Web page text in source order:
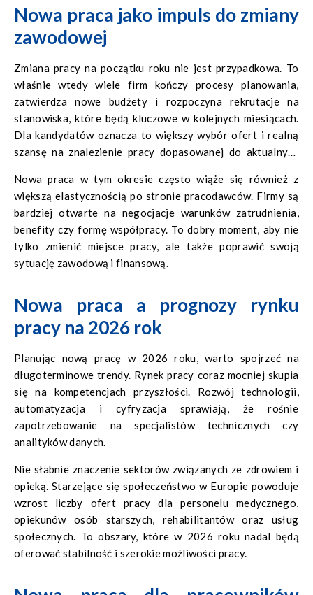
Nowa praca jako impuls do zmiany
zawodowej
Zmiana pracy na początku roku nie jest przypadkowa. To
właśnie wtedy wiele firm kończy procesy planowania,
zatwierdza nowe budżety i rozpoczyna rekrutacje na
stanowiska, które będą kluczowe w kolejnych miesiącach.
Dla kandydatów oznacza to większy wybór ofert i realną
szansę na znalezienie pracy dopasowanej do aktualnych
Nowa praca w tym okresie często wiąże się również z
większą elastycznością po stronie pracodawców. Firmy są
bardziej otwarte na negocjacje warunków zatrudnienia,
benefity czy formę współpracy. To dobry moment, aby nie
tylko zmienić miejsce pracy, ale także poprawić swoją
sytuację zawodową i finansową.
Nowa praca a prognozy rynku
pracy na 2026 rok
Planując nową pracę w 2026 roku, warto spojrzeć na
długoterminowe trendy. Rynek pracy coraz mocniej skupia
się na kompetencjach przyszłości. Rozwój technologii,
automatyzacja i cyfryzacja sprawiają, że rośnie
zapotrzebowanie na specjalistów technicznych czy
analityków danych.
Nie słabnie znaczenie sektorów związanych ze zdrowiem i
opieką. Starzejące się społeczeństwo w Europie powoduje
wzrost liczby ofert pracy dla personelu medycznego,
opiekunów osób starszych, rehabilitantów oraz usług
społecznych. To obszary, które w 2026 roku nadal będą
oferować stabilność i szerokie możliwości pracy.